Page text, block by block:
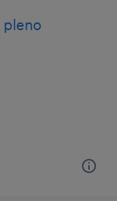
pleno